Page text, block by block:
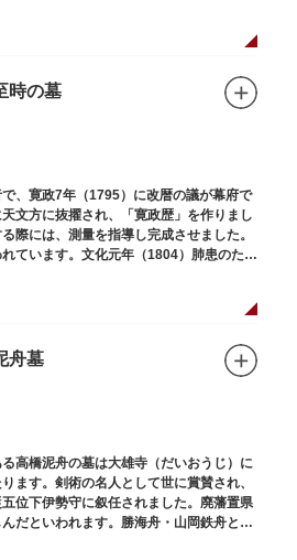
時の墓
、寛政7年（1795）に改暦の議が幕府で
文方に抜擢され、「寛政歴」を作りまし
際には、測量を指導し完成させました。
ています。文化元年（1804）肺患のため
うじ）にあります。
舟墓
高橋泥舟の墓は大雄寺（だいおうじ）に
ます。剣術の名人として世に賞賛され、
位下伊勢守に叙任されました。廃藩置県
だといわれます。勝海舟・山岡鉄舟と共